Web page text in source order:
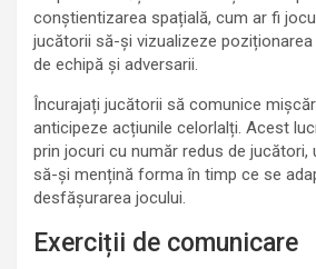
conștientizarea spațială, cum ar fi
jucătorii să-și vizualizeze
de echipă și adversarii.
Încurajați jucătorii să comunice
anticipeze acțiunile celorlalți. Acest
prin jocuri cu număr redus de jucători,
să-și mențină forma în timp ce se
desfășurarea jocului.
Exerciții de comunicare